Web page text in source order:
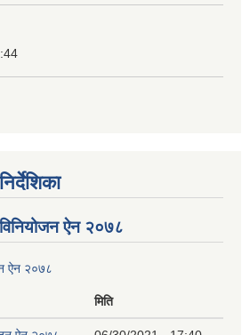
ऐन २०७८
ऐन २०७८
मिति